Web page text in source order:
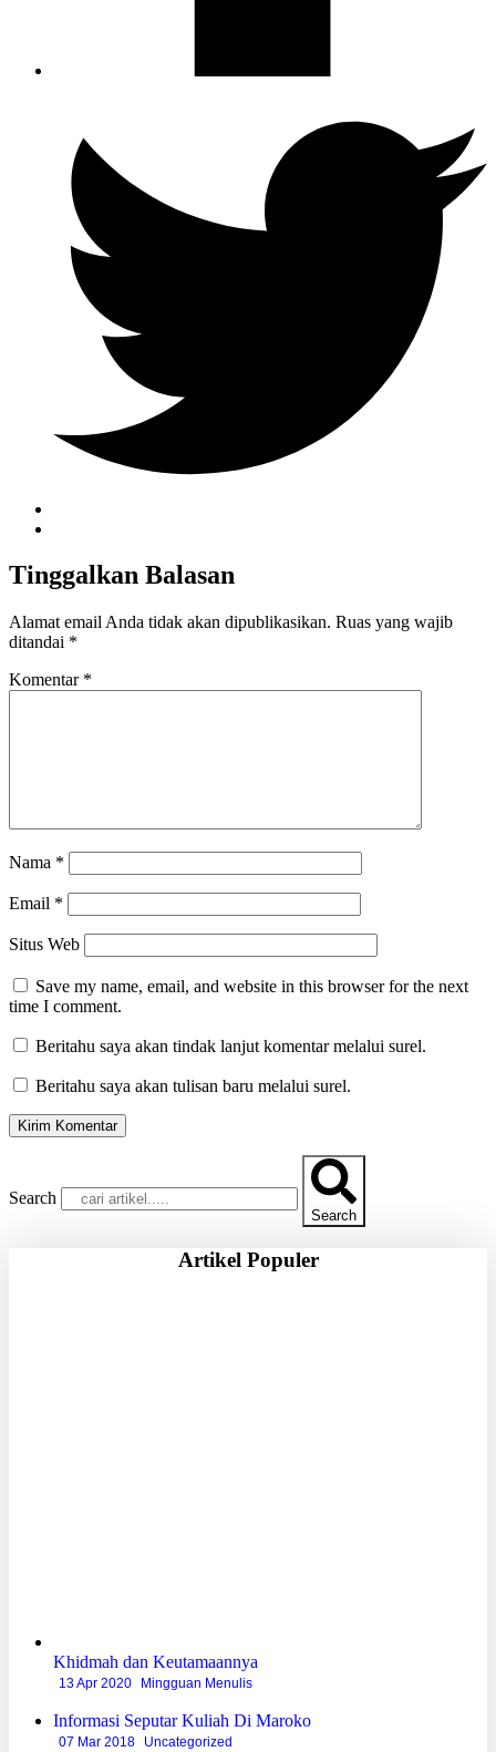
Tinggalkan Balasan
Alamat email Anda tidak akan dipublikasikan. Ruas yang wajib
ditandai *
Komentar *
Nama *
Email *
Situs Web
Save my name, email, and website in this browser for the next
time I comment.
Beritahu saya akan tindak lanjut komentar melalui surel.
Beritahu saya akan tulisan baru melalui surel.
Search
Search
Artikel Populer
Khidmah dan Keutamaannya
13 Apr 2020 Mingguan Menulis
Informasi Seputar Kuliah Di Maroko
07 Mar 2018 Uncategorized